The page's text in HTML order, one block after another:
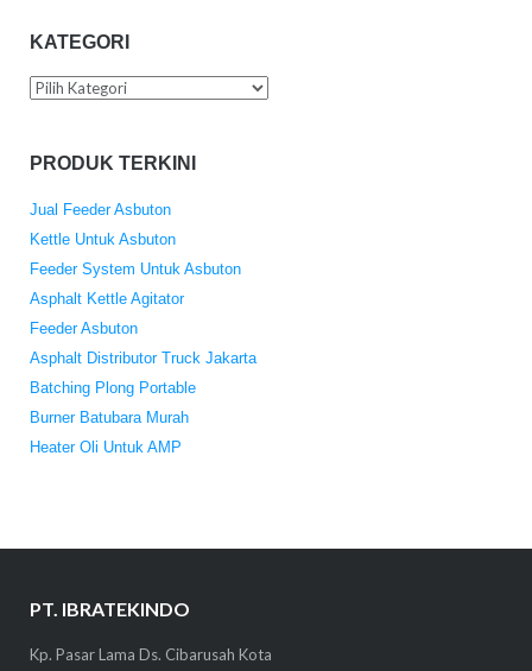
KATEGORI
Kategori
PRODUK TERKINI
Jual Feeder Asbuton
Kettle Untuk Asbuton
Feeder System Untuk Asbuton
Asphalt Kettle Agitator
Feeder Asbuton
Asphalt Distributor Truck Jakarta
Batching Plong Portable
Burner Batubara Murah
Heater Oli Untuk AMP
PT. IBRATEKINDO
Kp. Pasar Lama Ds. Cibarusah Kota